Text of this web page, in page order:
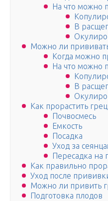
На что можно
В
Можно ли
Когда можно
На что можно
В
Как прорастить
Почвосмесь
Емкость
Посадка
Уход за
Пересадка на
Как правильно
Уход после
Можно ли привить
Подготовка плодов